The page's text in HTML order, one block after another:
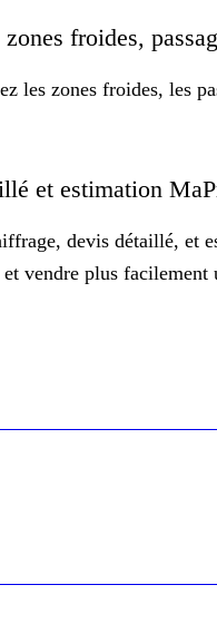
froides,
les zones froides, les
et estimation
devis détaillé, et
vendre plus